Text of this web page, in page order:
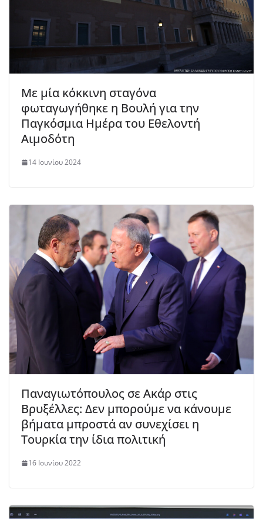
Με μία κόκκινη σταγόνα
φωταγωγήθηκε η Βουλή για την
Παγκόσμια Ημέρα του Εθελοντή
Αιμοδότη
14 Ιουνίου 2024
Παναγιωτόπουλος σε Ακάρ στις
Βρυξέλλες: Δεν μπορούμε να κάνουμε
βήματα μπροστά αν συνεχίσει η
Τουρκία την ίδια πολιτική
16 Ιουνίου 2022